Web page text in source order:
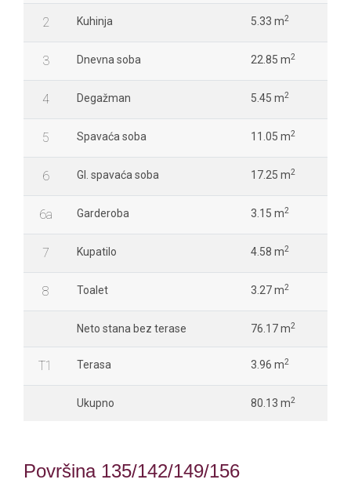
2 Kuhinja 5.33 m2
3 Dnevna soba 22.85 m2
4 Degažman 5.45 m2
5 Spavaća soba 11.05 m2
6 Gl. spavaća soba 17.25 m2
6a Garderoba 3.15 m2
7 Kupatilo 4.58 m2
8 Toalet 3.27 m2
Neto stana bez terase 76.17 m2
T1 Terasa 3.96 m2
Ukupno 80.13 m2
Površina 135/142/149/156